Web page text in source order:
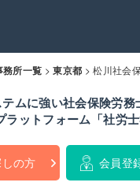
務所一覧 >東京都 >松川社会
ムに強い社会保険労務
ラットフォーム「社労士
の方 会員登